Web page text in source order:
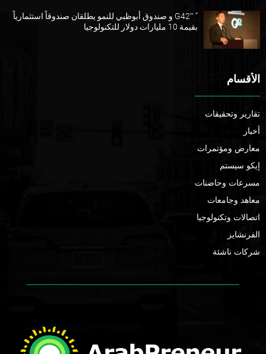
” G42″ و صندوق أبوظبي للنمو يطلقان صندوقاً استثمارياً
بقيمة 10 مليارات دولار للتكنولوجيا
الأقسام
تقارير وتحقيقات
أخبار
معارض ومؤتمرات
إيكو سيستم
مسرعات وحاضنات
معاهد وجامعات
اتصالات وتكنولوجيا
الفرنشايز
شركات ناشئة